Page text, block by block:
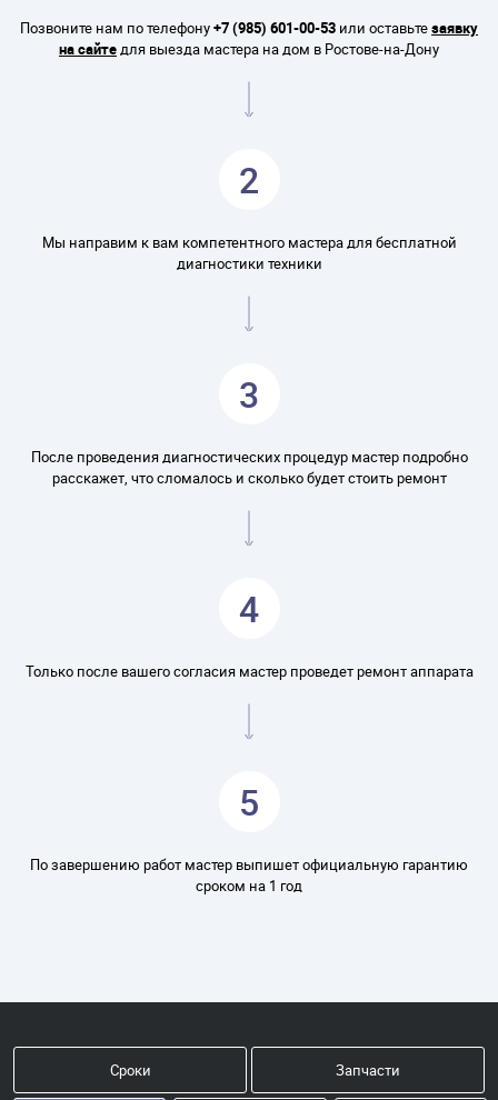
Позвоните нам по телефону+7 (985) 601-00-53 или оставьтезаявку
на сайтедля выезда мастера на дом в Ростове-на-Дону
2
Мы направим к вам компетентного мастера для бесплатной
диагностики техники
3
После проведения диагностических процедур мастер подробно
расскажет, что сломалось и сколько будет стоить ремонт
4
Только после вашего согласия мастер проведет ремонт аппарата
5
По завершению работ мастер выпишет официальную гарантию
сроком на 1 год
Сроки Запчасти